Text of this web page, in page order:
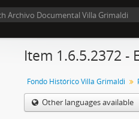
Item 1.6.5.2372 -
Fondo Histórico Villa Grimaldi
Other languages available